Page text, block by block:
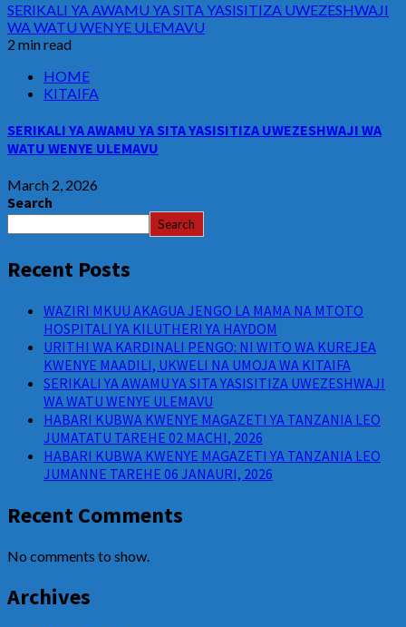
SERIKALI YA AWAMU YA SITA YASISITIZA UWEZESHWAJI
WA WATU WENYE ULEMAVU
2 min read
HOME
KITAIFA
SERIKALI YA AWAMU YA SITA YASISITIZA UWEZESHWAJI WA
WATU WENYE ULEMAVU
March 2, 2026
Search
Search
Recent Posts
WAZIRI MKUU AKAGUA JENGO LA MAMA NA MTOTO
HOSPITALI YA KILUTHERI YA HAYDOM
URITHI WA KARDINALI PENGO: NI WITO WA KUREJEA
KWENYE MAADILI, UKWELI NA UMOJA WA KITAIFA
SERIKALI YA AWAMU YA SITA YASISITIZA UWEZESHWAJI
WA WATU WENYE ULEMAVU
HABARI KUBWA KWENYE MAGAZETI YA TANZANIA LEO
JUMATATU TAREHE 02 MACHI, 2026
HABARI KUBWA KWENYE MAGAZETI YA TANZANIA LEO
JUMANNE TAREHE 06 JANAURI, 2026
Recent Comments
No comments to show.
Archives